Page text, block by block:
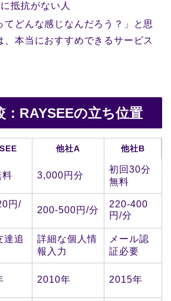
抵抗がない人
てどんな感じなんだろう？」と思
、本当におすすめできるサービス
：RAYSEEの立ち位置
他社A 他社B
料 3,000円分
初回30分
無料
円/
200-500円/分
220-400
円/分
達追
詳細な個人情
報入力
メール認
証必要
2010年 2015年